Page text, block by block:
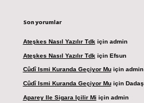
Son yorumlar
Ateşkes Nasıl Yazılır Tdk için admin
Ateşkes Nasıl Yazılır Tdk için Efsun
Cûdî Ismi Kuranda Geçiyor Muiçin admin
Cûdî Ismi Kuranda Geçiyor Muiçin Dadaş
Aparey Ile Sigara Içilir Mi için admin